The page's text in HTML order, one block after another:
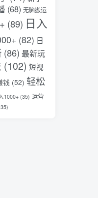
(68) 无脑搬运
(89) 日入
(82) 日
(86) 最新玩
(102) 短视
钱 (52) 轻松
1000+(35) 运营